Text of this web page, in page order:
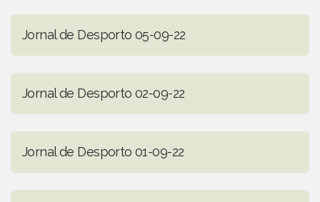
Jornal de Desporto 05-09-22
Jornal de Desporto 02-09-22
Jornal de Desporto 01-09-22